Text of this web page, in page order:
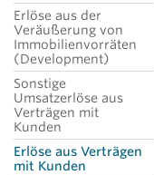
Erlöse aus der
Veräußerung von
Immobilienvorräten
(Development)
Sonstige
Umsatzerlöse aus
Verträgen mit
Kunden
Erlöse aus Verträgen
mit Kunden